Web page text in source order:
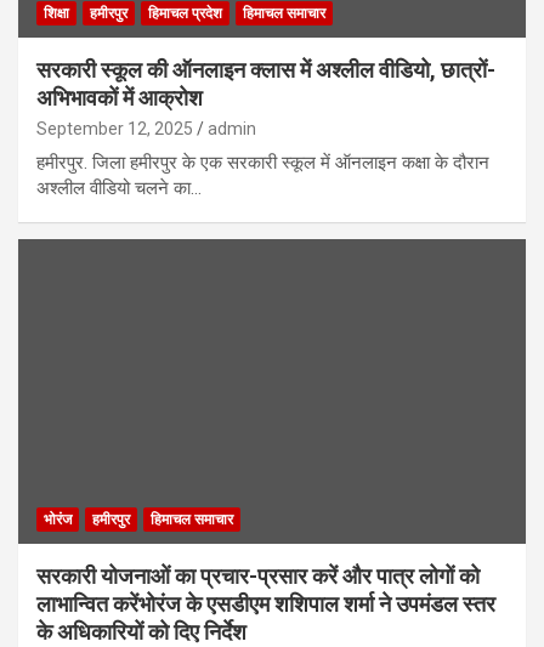
शिक्षा हमीरपुर हिमाचल प्रदेश हिमाचल समाचार
सरकारी स्कूल की ऑनलाइन क्लास में अश्लील वीडियो, छात्रों-
अभिभावकों में आक्रोश
September 12, 2025 admin
हमीरपुर. जिला हमीरपुर के एक सरकारी स्कूल में ऑनलाइन कक्षा के दौरान
अश्लील वीडियो चलने का…
भोरंज हमीरपुर हिमाचल समाचार
सरकारी योजनाओं का प्रचार-प्रसार करें और पात्र लोगों को
लाभान्वित करेंभोरंज के एसडीएम शशिपाल शर्मा ने उपमंडल स्तर
के अधिकारियों को दिए निर्देश